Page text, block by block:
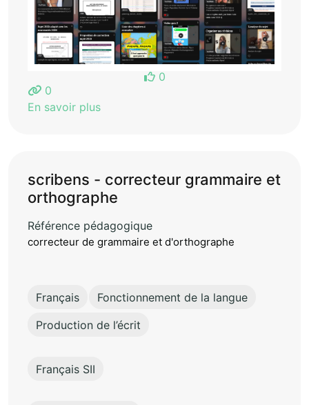
0
0
En savoir plus
scribens - correcteur grammaire et
orthographe
Référence pédagogique
correcteur de grammaire et d'orthographe
Français
Fonctionnement de la langue
Production de l’écrit
Français SII